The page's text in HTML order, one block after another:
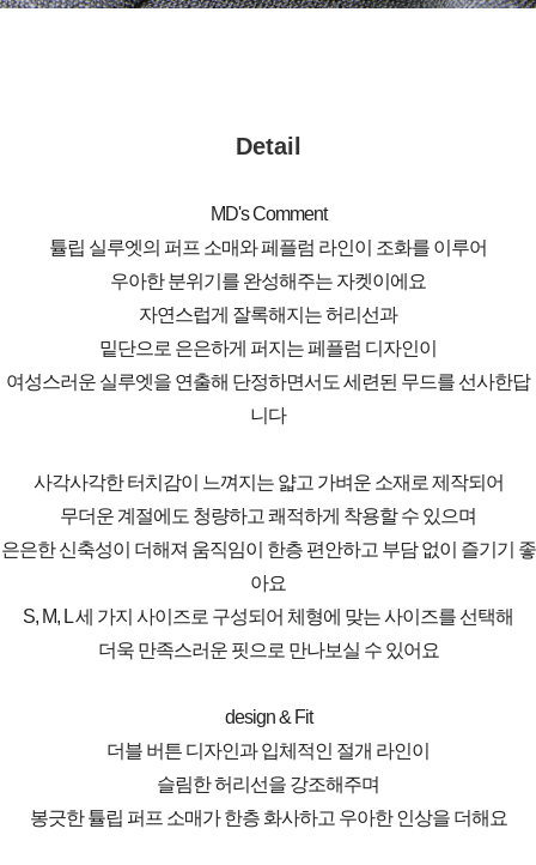
Detail
MD's Comment
튤립 실루엣의 퍼프 소매와 페플럼 라인이 조화를 이루어
우아한 분위기를 완성해주는 자켓이에요
자연스럽게 잘록해지는 허리선과
밑단으로 은은하게 퍼지는 페플럼 디자인이
여성스러운 실루엣을 연출해 단정하면서도 세련된 무드를 선사한답
니다
사각사각한 터치감이 느껴지는 얇고 가벼운 소재로 제작되어
무더운 계절에도 청량하고 쾌적하게 착용할 수 있으며
은은한 신축성이 더해져 움직임이 한층 편안하고 부담 없이 즐기기 좋
아요
S, M, L 세 가지 사이즈로 구성되어 체형에 맞는 사이즈를 선택해
더욱 만족스러운 핏으로 만나보실 수 있어요
design & Fit
더블 버튼 디자인과 입체적인 절개 라인이
슬림한 허리선을 강조해주며
봉긋한 튤립 퍼프 소매가 한층 화사하고 우아한 인상을 더해요